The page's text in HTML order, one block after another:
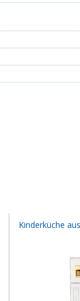
Kinderküche